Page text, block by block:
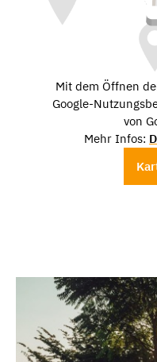
Mit dem Öffnen
Google-
von
Mehr Infos: